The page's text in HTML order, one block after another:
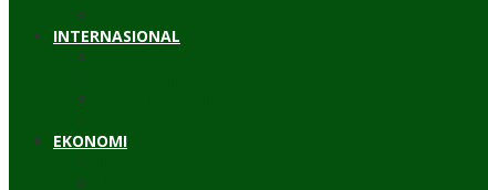
INTERNASIONAL
EKONOMI